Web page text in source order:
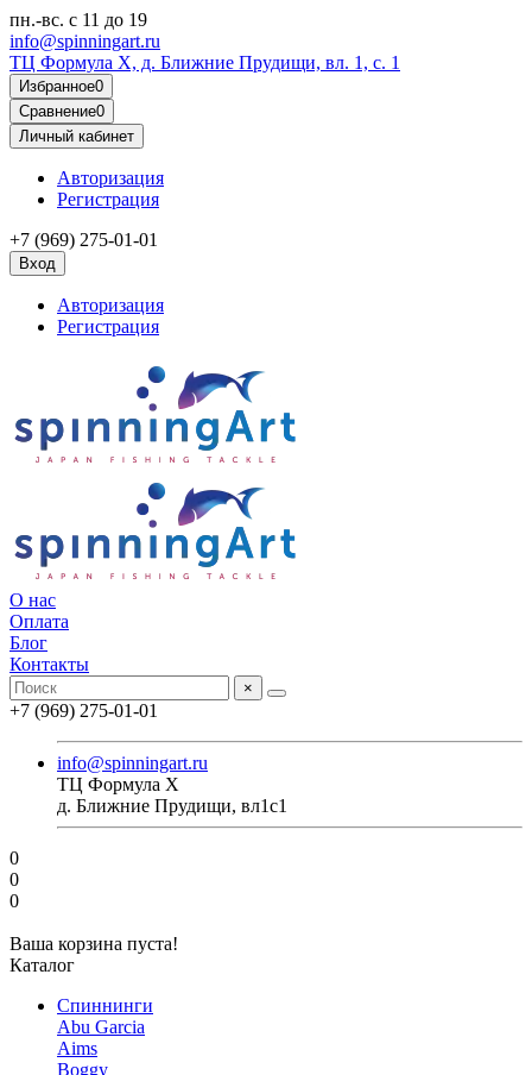
пн.-вс. с 11 до 19
info@spinningart.ru
ТЦ Формула X, д. Ближние Прудищи, вл. 1, с. 1
Избранное0
Сравнение0
Личный кабинет
Авторизация
Регистрация
+7 (969) 275-01-01
Вход
Авторизация
Регистрация
О нас
Оплата
Блог
Контакты
×
+7 (969) 275-01-01
info@spinningart.ru
ТЦ Формула X
д. Ближние Прудищи, вл1с1
0
0
0
Ваша корзина пуста!
Каталог
Спиннинги
Abu Garcia
Aims
Boggy